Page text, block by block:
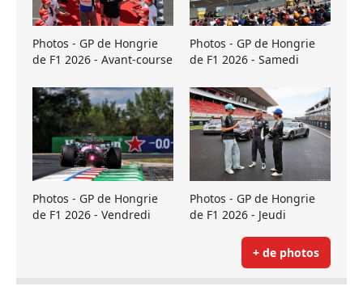
Photos - GP de Hongrie
de F1 2026 - Avant-course
Photos - GP de Hongrie
de F1 2026 - Samedi
Photos - GP de Hongrie
de F1 2026 - Vendredi
Photos - GP de Hongrie
de F1 2026 - Jeudi
+ de photos